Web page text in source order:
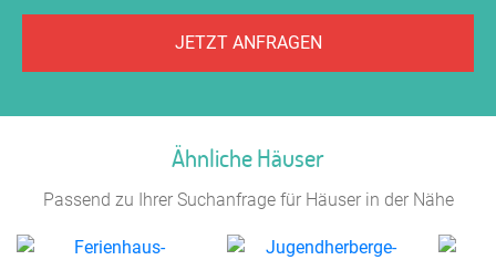
JETZT ANFRAGEN
Ähnliche Häuser
Passend zu Ihrer Suchanfrage für Häuser in der Nähe